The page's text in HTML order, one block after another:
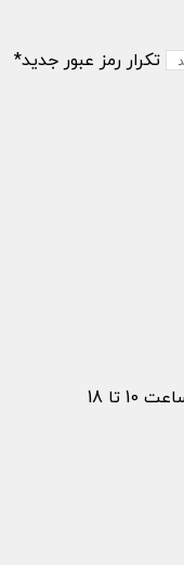
تکرار رمز عبور جدید*
تا 18